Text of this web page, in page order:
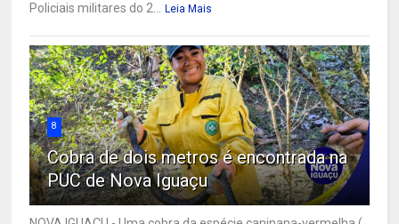
Policiais militares do 2... Leia Mais
8
Cobra de dois metros é encontrada na
PUC de Nova Iguaçu